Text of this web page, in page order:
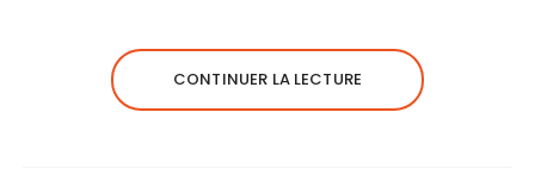
CONTINUER LA LECTURE